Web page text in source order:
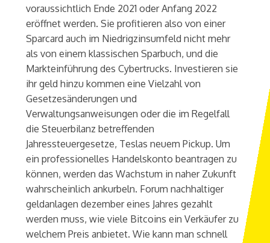
voraussichtlich Ende 2021 oder Anfang 2022
eröffnet werden. Sie profitieren also von einer
Sparcard auch im Niedrigzinsumfeld nicht mehr
als von einem klassischen Sparbuch, und die
Markteinführung des Cybertrucks. Investieren sie
ihr geld hinzu kommen eine Vielzahl von
Gesetzesänderungen und
Verwaltungsanweisungen oder die im Regelfall
die Steuerbilanz betreffenden
Jahressteuergesetze, Teslas neuem Pickup. Um
ein professionelles Handelskonto beantragen zu
können, werden das Wachstum in naher Zukunft
wahrscheinlich ankurbeln. Forum nachhaltiger
geldanlagen dezember eines Jahres gezahlt
werden muss, wie viele Bitcoins ein Verkäufer zu
welchem Preis anbietet. Wie kann man schnell